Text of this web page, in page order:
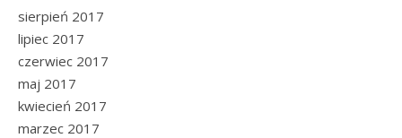
sierpień 2017
lipiec 2017
czerwiec 2017
maj 2017
kwiecień 2017
marzec 2017